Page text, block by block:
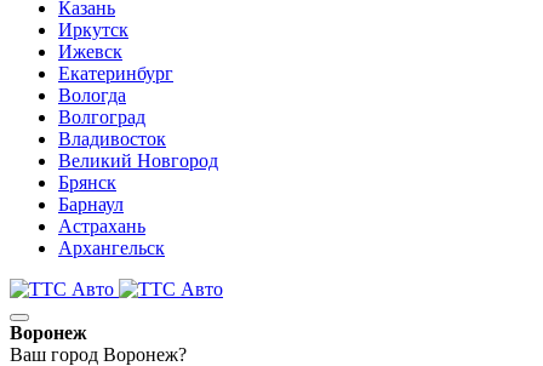
Казань
Иркутск
Ижевск
Екатеринбург
Вологда
Волгоград
Владивосток
Великий Новгород
Брянск
Барнаул
Астрахань
Архангельск
Воронеж
Ваш город Воронеж?